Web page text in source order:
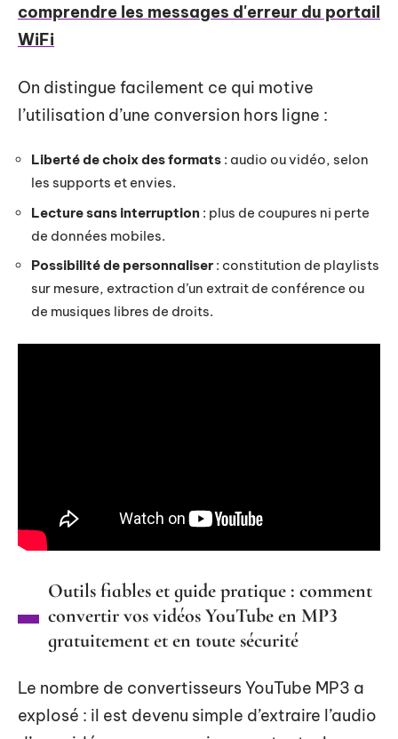
comprendre les messages d'erreur du portail
WiFi
On distingue facilement ce qui motive
l’utilisation d’une conversion hors ligne :
Liberté de choix des formats : audio ou vidéo, selon
les supports et envies.
Lecture sans interruption : plus de coupures ni perte
de données mobiles.
Possibilité de personnaliser : constitution de playlists
sur mesure, extraction d’un extrait de conférence ou
de musiques libres de droits.
Outils fiables et guide pratique : comment
convertir vos vidéos YouTube en MP3
gratuitement et en toute sécurité
Le nombre de convertisseurs YouTube MP3 a
explosé : il est devenu simple d’extraire l’audio